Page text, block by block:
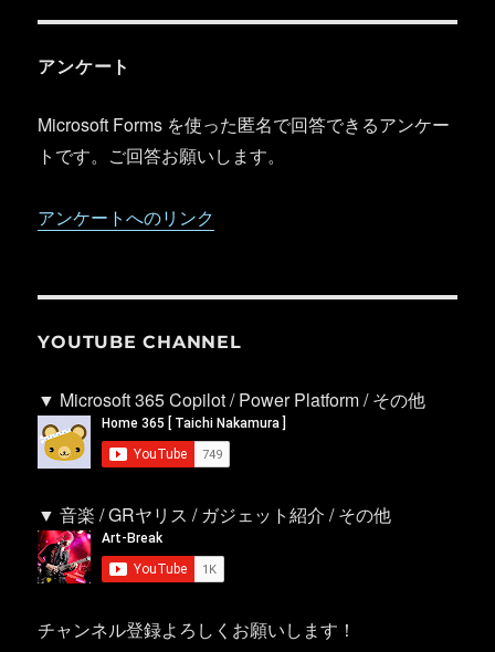
アンケート
Microsoft Forms を使った匿名で回答できるアンケー
トです。ご回答お願いします。
アンケートへのリンク
YOUTUBE CHANNEL
▼ Microsoft 365 Copilot / Power Platform / その他
▼ 音楽 / GRヤリス / ガジェット紹介 / その他
チャンネル登録よろしくお願いします！